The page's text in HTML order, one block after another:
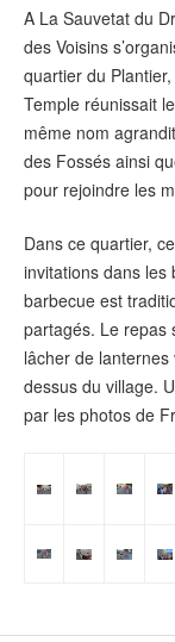
A La Sauvetat du
des Voisins
quartier du
Temple réunissait
même nom
des Fossés ainsi
pour rejoindre les
Dans ce quartier,
invitations dans les
barbecue est
partagés. Le repas
lâcher de
dessus du village.
par les photos de